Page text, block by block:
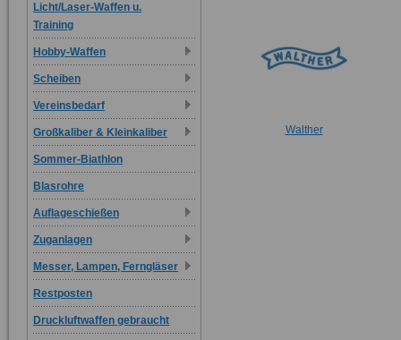
Walther
Licht/Laser-Waffen u.
Training
Hobby-Waffen
Scheiben
Vereinsbedarf
Großkaliber & Kleinkaliber
Sommer-Biathlon
Blasrohre
Auflageschießen
Zuganlagen
Messer, Lampen, Ferngläser
Restposten
Druckluftwaffen gebraucht